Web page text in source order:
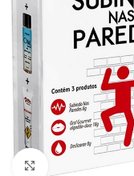
Clique para ampliar